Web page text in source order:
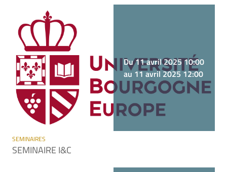
Du 11 avril 2025 10:00
au 11 avril 2025 12:00
SEMINAIRES
SEMINAIRE I&C